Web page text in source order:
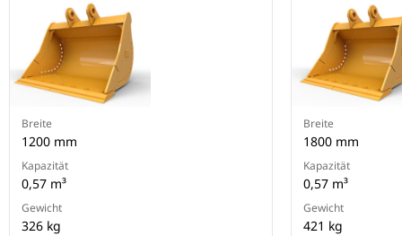
Breite
1200 mm
Kapazität
0,57 m³
Gewicht
326 kg
Breite
1800 mm
Kapazität
0,57 m³
Gewicht
421 kg